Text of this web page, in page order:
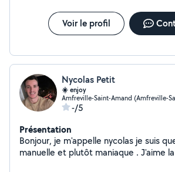
Voir le profil
Nycolas Petit
☀️ enjoy
Amfreville-Saint-Amand (Amfreville-
-/5
Présentation
Bonjour, je m'appelle nycolas je suis
manuelle et plutôt maniaque . J'aime la nature . Je suis